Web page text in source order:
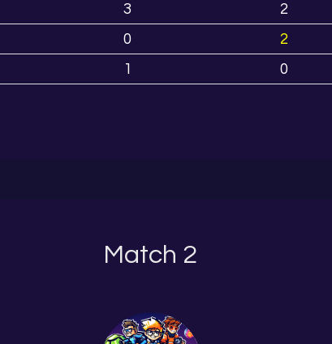
3 2
0 2
1 0
Match 2